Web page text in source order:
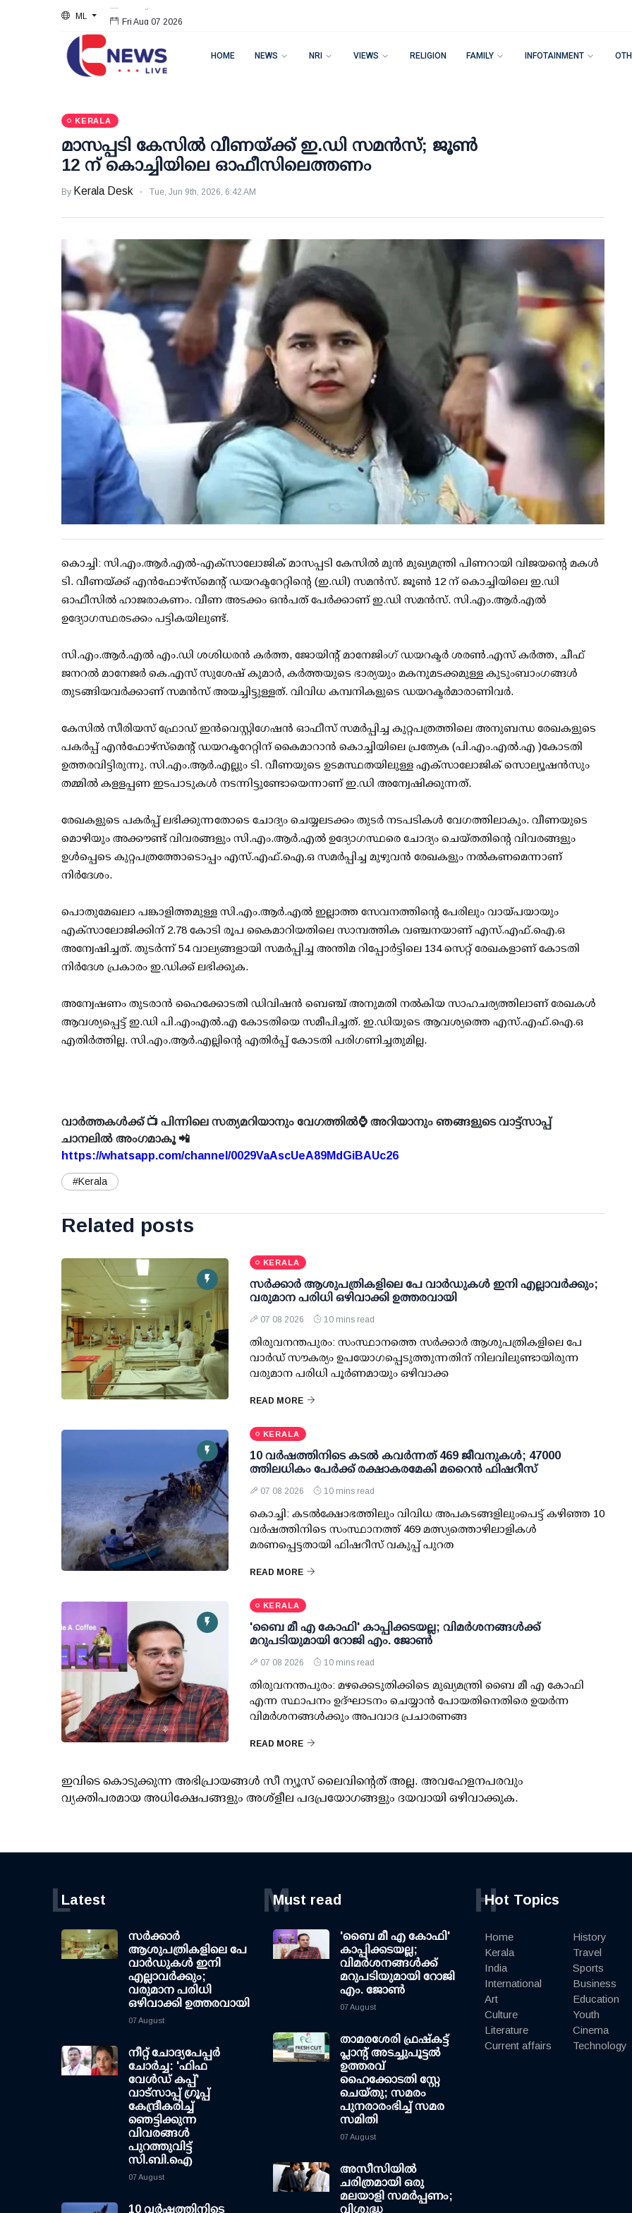
ML Fri Aug 07 2026
HOME NEWS NRI VIEWS RELIGION FAMILY INFOTAINMENT
KERALA
മാസപ്പടി കേസില്‍ വീണയ്ക്ക് ഇ.ഡി സമന്‍സ്; ജൂണ്‍
12 ന് കൊച്ചിയിലെ ഓഫീസിലെത്തണം
By Kerala Desk Tue, Jun 9th, 2026, 6:42 AM
കൊച്ചി: സി.എം.ആര്‍.എല്‍-എക്‌സാലോജിക് മാസപ്പടി കേസില്‍ മുന്‍ മുഖ്യമന്ത്രി പിണറായി വിജയന്റെ മകള്‍
ടി. വീണയ്ക്ക് എന്‍ഫോഴ്സ്മെന്റ് ഡയറക്ടറേറ്റിന്റെ (ഇ.ഡി) സമന്‍സ്. ജൂണ്‍ 12 ന് കൊച്ചിയിലെ ഇ.ഡി
ഓഫീസില്‍ ഹാജരാകണം. വീണ അടക്കം ഒന്‍പത് പേര്‍ക്കാണ് ഇ.ഡി സമന്‍സ്. സി.എം.ആര്‍.എല്‍
ഉദ്യോഗസ്ഥരടക്കം പട്ടികയിലുണ്ട്.
സി.എം.ആര്‍.എല്‍ എം.ഡി ശശിധരന്‍ കര്‍ത്ത, ജോയിന്റ് മാനേജിംഗ് ഡയറക്ടര്‍ ശരണ്‍.എസ് കര്‍ത്ത, ചീഫ്
ജനറല്‍ മാനേജര്‍ കെ.എസ് സുശേഷ് കുമാര്‍, കര്‍ത്തയുടെ ഭാര്യയും മകനുമടക്കമുള്ള കുടുംബാംഗങ്ങള്‍
തുടങ്ങിയവര്‍ക്കാണ് സമന്‍സ് അയച്ചിട്ടുള്ളത്. വിവിധ കമ്പനികളുടെ ഡയറക്ടര്‍മാരാണിവര്‍.
കേസില്‍ സീരിയസ് ഫ്രോഡ് ഇന്‍വെസ്റ്റിഗേഷന്‍ ഓഫീസ് സമര്‍പ്പിച്ച കുറ്റപത്രത്തിലെ അനുബന്ധ രേഖകളുടെ
പകര്‍പ്പ് എന്‍ഫോഴ്സ്മെന്റ് ഡയറക്ടറേറ്റിന് കൈമാറാന്‍ കൊച്ചിയിലെ പ്രത്യേക (പി.എം.എല്‍.എ )കോടതി
ഉത്തരവിട്ടിരുന്നു. സി.എം.ആര്‍.എല്ലും ടി. വീണയുടെ ഉടമസ്ഥതയിലുള്ള എക്സാലോജിക് സൊല്യൂഷന്‍സും
തമ്മില്‍ കളളപ്പണ ഇടപാടുകള്‍ നടന്നിട്ടുണ്ടോയെന്നാണ് ഇ.ഡി അന്വേഷിക്കുന്നത്.
രേഖകളുടെ പകര്‍പ്പ് ലഭിക്കുന്നതോടെ ചോദ്യം ചെയ്യലടക്കം തുടര്‍ നടപടികള്‍ വേഗത്തിലാകും. വീണയുടെ
മൊഴിയും അക്കൗണ്ട് വിവരങ്ങളും സി.എം.ആര്‍.എല്‍ ഉദ്യോഗസ്ഥരെ ചോദ്യം ചെയ്തതിന്റെ വിവരങ്ങളും
ഉള്‍പ്പെടെ കുറ്റപത്രത്തോടൊപ്പം എസ്.എഫ്.ഐ.ഒ സമര്‍പ്പിച്ച മുഴുവന്‍ രേഖകളും നല്‍കണമെന്നാണ്
നിര്‍ദേശം.
പൊതുമേഖലാ പങ്കാളിത്തമുള്ള സി.എം.ആര്‍.എല്‍ ഇല്ലാത്ത സേവനത്തിന്റെ പേരിലും വായ്പയായും
എക്സാലോജിക്കിന് 2.78 കോടി രൂപ കൈമാറിയതിലെ സാമ്പത്തിക വഞ്ചനയാണ് എസ്.എഫ്.ഐ.ഒ
അന്വേഷിച്ചത്. തുടര്‍ന്ന് 54 വാല്യങ്ങളായി സമര്‍പ്പിച്ച അന്തിമ റിപ്പോര്‍ട്ടിലെ 134 സെറ്റ് രേഖകളാണ് കോടതി
നിര്‍ദേശ പ്രകാരം ഇ.ഡിക്ക് ലഭിക്കുക.
അന്വേഷണം തുടരാന്‍ ഹൈക്കോടതി ഡിവിഷന്‍ ബെഞ്ച് അനുമതി നല്‍കിയ സാഹചര്യത്തിലാണ് രേഖകള്‍
ആവശ്യപ്പെട്ട് ഇ.ഡി പി.എംഎല്‍.എ കോടതിയെ സമീപിച്ചത്. ഇ.ഡിയുടെ ആവശ്യത്തെ എസ്.എഫ്.ഐ.ഒ
എതിര്‍ത്തില്ല. സി.എം.ആര്‍.എല്ലിന്റെ എതിര്‍പ്പ് കോടതി പരിഗണിച്ചതുമില്ല.
വാർത്തകൾക്ക് 📺 പിന്നിലെ സത്യമറിയാനും വേഗത്തിൽ⌚ അറിയാനും ഞങ്ങളുടെ വാട്ട്സാപ്പ്
ചാനലിൽ അംഗമാകൂ 📲
https://whatsapp.com/channel/0029VaAscUeA89MdGiBAUc26
#Kerala
Related posts
KERALA
സര്‍ക്കാര്‍ ആശുപത്രികളിലെ പേ വാര്‍ഡുകള്‍ ഇനി എല്ലാവര്‍ക്കും;
വരുമാന പരിധി ഒഴിവാക്കി ഉത്തരവായി
07 08 2026 10 mins read
തിരുവനന്തപുരം: സംസ്ഥാനത്തെ സര്‍ക്കാര്‍ ആശുപത്രികളിലെ പേ
വാര്‍ഡ് സൗകര്യം ഉപയോഗപ്പെടുത്തുന്നതിന് നിലവിലുണ്ടായിരുന്ന
വരുമാന പരിധി പൂര്‍ണമായും ഒഴിവാക്ക
READ MORE
KERALA
10 വര്‍ഷത്തിനിടെ കടല്‍ കവര്‍ന്നത് 469 ജീവനുകള്‍; 47000
ത്തിലധികം പേര്‍ക്ക് രക്ഷാകരമേകി മറൈന്‍ ഫിഷറീസ്
07 08 2026 10 mins read
കൊച്ചി: കടല്‍ക്ഷോഭത്തിലും വിവിധ അപകടങ്ങളിലുംപെട്ട് കഴിഞ്ഞ 10
വര്‍ഷത്തിനിടെ സംസ്ഥാനത്ത് 469 മത്സ്യത്തൊഴിലാളികള്‍
മരണപ്പെട്ടതായി ഫിഷറീസ് വകുപ്പ് പുറത
READ MORE
KERALA
'ബൈ മീ എ കോഫി' കാപ്പിക്കടയല്ല; വിമര്‍ശനങ്ങള്‍ക്ക്
മറുപടിയുമായി റോജി എം. ജോണ്‍
07 08 2026 10 mins read
തിരുവനന്തപുരം: മഴക്കെടുതിക്കിടെ മുഖ്യമന്ത്രി ബൈ മീ എ കോഫി
എന്ന സ്ഥാപനം ഉദ്ഘാടനം ചെയ്യാന്‍ പോയതിനെതിരെ ഉയര്‍ന്ന
വിമര്‍ശനങ്ങള്‍ക്കും അപവാദ പ്രചാരണങ്ങ
READ MORE
ഇവിടെ കൊടുക്കുന്ന അഭിപ്രായങ്ങള്‍ സീ ന്യൂസ് ലൈവിന്റെത് അല്ല. അവഹേളനപരവും
വ്യക്തിപരമായ അധിക്ഷേപങ്ങളും അശ്‌ളീല പദപ്രയോഗങ്ങളും ദയവായി ഒഴിവാക്കുക.
Latest
L
സര്‍ക്കാര്‍
ആശുപത്രികളിലെ പേ
വാര്‍ഡുകള്‍ ഇനി
എല്ലാവര്‍ക്കും;
വരുമാന പരിധി
ഒഴിവാക്കി ഉത്തരവായി
07 August
നീറ്റ് ചോദ്യപേപ്പര്‍
ചോര്‍ച്ച: 'ഫിഫ
വേള്‍ഡ് കപ്പ്'
വാട്സാപ്പ് ഗ്രൂപ്പ്
കേന്ദ്രീകരിച്ച്
ഞെട്ടിക്കുന്ന
വിവരങ്ങള്‍
പുറത്തുവിട്ട്
സി.ബി.ഐ
07 August
10 വര്‍ഷത്തിനിടെ
Must read
M
'ബൈ മീ എ കോഫി'
കാപ്പിക്കടയല്ല;
വിമര്‍ശനങ്ങള്‍ക്ക്
മറുപടിയുമായി റോജി
എം. ജോണ്‍
07 August
താമരശേരി ഫ്രഷ്കട്ട്
പ്ലാന്റ് അടച്ചുപൂട്ടൽ
ഉത്തരവ്
ഹൈക്കോടതി സ്റ്റേ
ചെയ്തു; സമരം
പുനരാരംഭിച്ച് സമര
സമിതി
07 August
അസീസിയിൽ
ചരിത്രമായി ഒരു
മലയാളി സമർപ്പണം;
വിശുദ്ധ
Hot Topics
H
Home
Kerala
India
International
Art
Culture
Literature
Current affairs
History
Travel
Sports
Business
Education
Youth
Cinema
Technology